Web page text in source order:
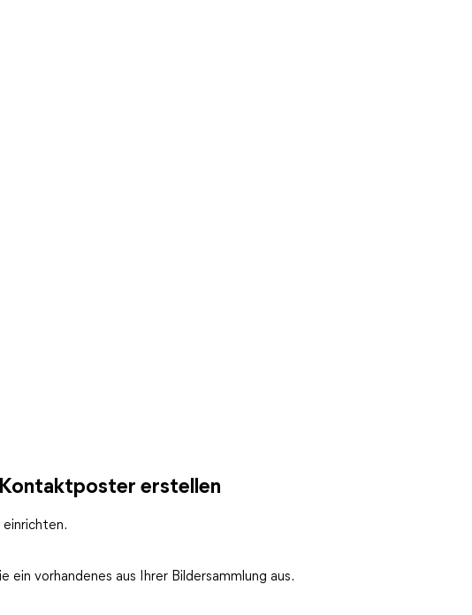
Kontaktposter erstellen
vorhandenes aus Ihrer Bildersammlung aus.